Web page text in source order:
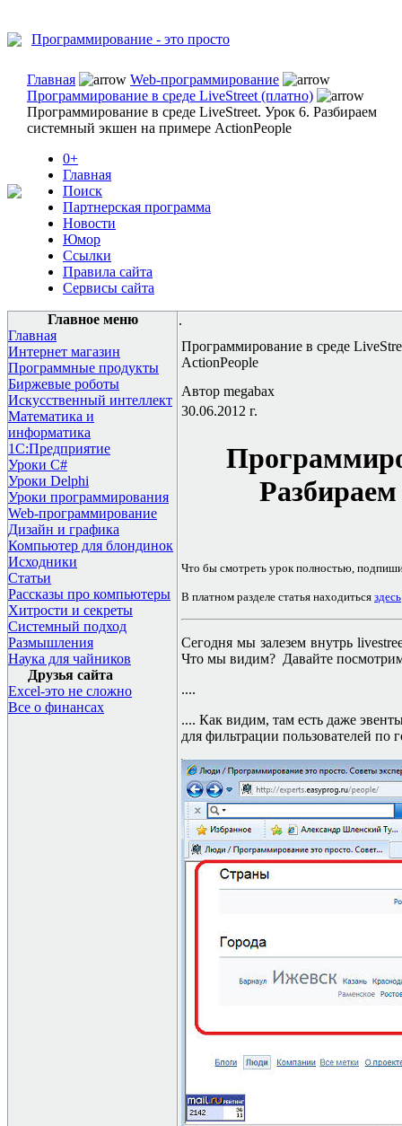
Программирование - это просто
Главная
Web-программирование
Программирование в среде LiveStreet (платно)
Программирование в среде LiveStreet. Урок 6. Разбираем
системный экшен на примере ActionPeople
0+
Главная
Поиск
Партнерская программа
Новости
Юмор
Ссылки
Правила сайта
Сервисы сайта
Главное меню
Главная
Интернет магазин
Программные продукты
Биржевые роботы
Искусственный интеллект
Математика и
информатика
1С:Предприятие
Уроки C#
Уроки Delphi
Уроки программирования
Web-программирование
Дизайн и графика
Компьютер для блондинок
Исходники
Статьи
Рассказы про компьютеры
Хитрости и секреты
Системный подход
Размышления
Наука для чайников
Друзья сайта
Excel-это не сложно
Все о финансах
.
Программирование в среде
ActionPeople
Автор megabax
30.06.2012 г.
Что бы смотреть урок полностью,
В платном разделе статья находиться здесь
Сегодня мы залезем внутрь
Что мы видим? Давайте посмотрим
....
.... Как видим, там есть даже
для фильтрации пользователей по